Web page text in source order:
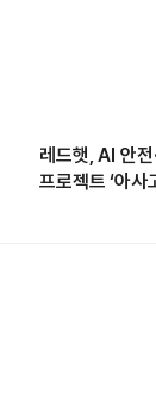
레드햇, AI 안
프로젝트 ‘아사